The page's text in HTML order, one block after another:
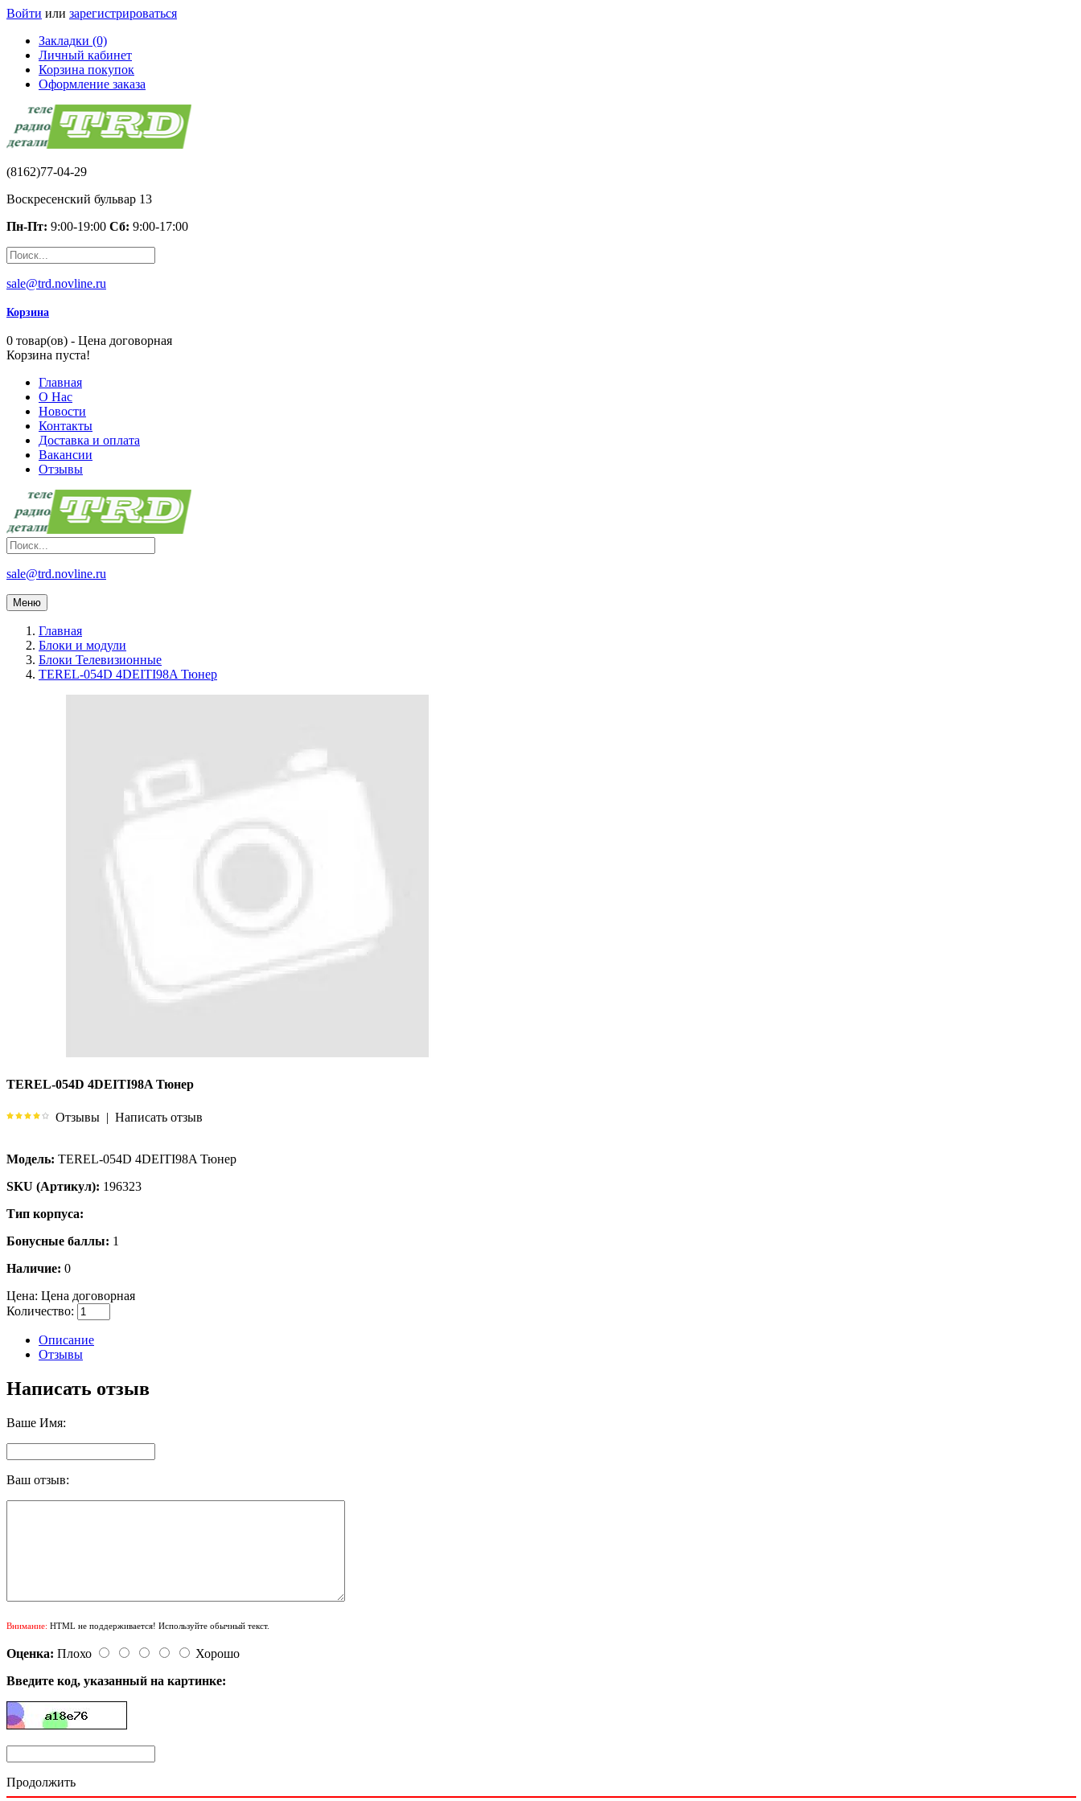
Войти или зарегистрироваться
Закладки (0)
Личный кабинет
Корзина покупок
Оформление заказа
(8162)77-04-29
Воскресенский бульвар 13
Пн-Пт: 9:00-19:00 Сб: 9:00-17:00
sale@trd.novline.ru
Корзина
0 товар(ов) - Цена договорная
Корзина пуста!
Главная
О Нас
Новости
Контакты
Доставка и оплата
Вакансии
Отзывы
sale@trd.novline.ru
Меню
Главная
Блоки и модули
Блоки Телевизионные
TEREL-054D 4DEITI98A Тюнер
TEREL-054D 4DEITI98A Тюнер
Отзывы | Написать отзыв
Модель: TEREL-054D 4DEITI98A Тюнер
SKU (Артикул): 196323
Тип корпуса:
Бонусные баллы: 1
Наличие: 0
Цена: Цена договорная
Количество:
Описание
Отзывы
Написать отзыв
Ваше Имя:
Ваш отзыв:
Внимание: HTML не поддерживается! Используйте обычный текст.
Оценка: Плохо
Хорошо
Введите код, указанный на картинке:
Продолжить